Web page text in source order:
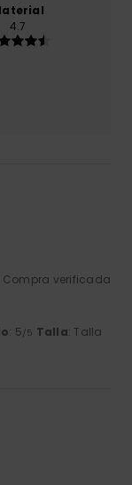
4.7
Compra verificada
: 5/5 Talla: Talla